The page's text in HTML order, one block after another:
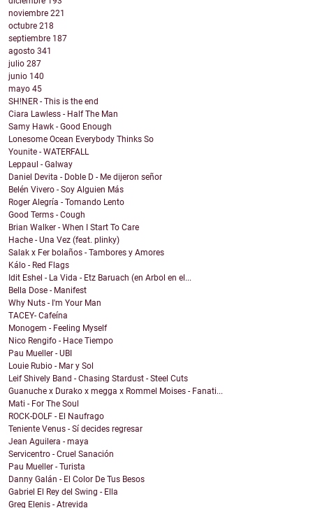
noviembre 221
octubre 218
septiembre 187
agosto 341
julio 287
junio 140
mayo 45
SH!NER - This is the end
Ciara Lawless - Half The Man
Samy Hawk - Good Enough
Lonesome Ocean Everybody Thinks So
Younite - WATERFALL
Leppaul - Galway
Daniel Devita - Doble D - Me dijeron señor
Belén Vivero - Soy Alguien Más
Roger Alegría - Tomando Lento
Good Terms - Cough
Brian Walker - When I Start To Care
Hache - Una Vez (feat. plinky)
Salak x Fer bolaños - Tambores y Amores
Kálo - Red Flags
Idit Eshel - La Vida - Etz Baruach (en Arbol en el...
Bella Dose - Manifest
Why Nuts - I'm Your Man
TACEY- Cafeína
Monogem - Feeling Myself
Nico Rengifo - Hace Tiempo
Pau Mueller - UBI
Louie Rubio - Mar y Sol
Leif Shively Band - Chasing Stardust - Steel Cuts
Guanuche x Durako x megga x Rommel Moises - Fanati...
Mati - For The Soul
ROCK-DOLF - El Naufrago
Teniente Venus - Sí decides regresar
Jean Aguilera - maya
Servicentro - Cruel Sanación
Pau Mueller - Turista
Danny Galán - El Color De Tus Besos
Gabriel El Rey del Swing - Ella
Greg Elenis - Atrevida